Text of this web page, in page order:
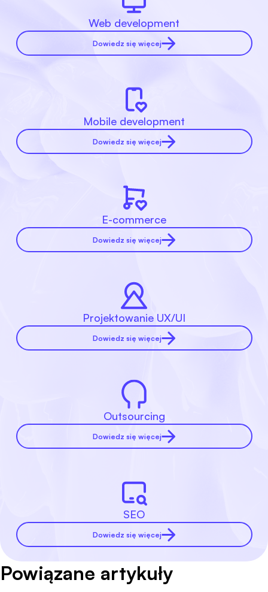
Web development
Dowiedz się więcej
Mobile development
Dowiedz się więcej
E-commerce
Dowiedz się więcej
Projektowanie UX/UI
Dowiedz się więcej
Outsourcing
Dowiedz się więcej
SEO
Dowiedz się więcej
Powiązane artykuły